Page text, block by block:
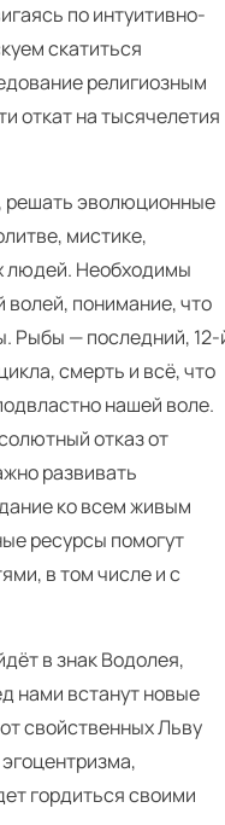
по интуитивно-
скатиться
религиозным
откат на тысячелетия
решать эволюционные
мистике,
людей. Необходимы
понимание, что
Рыбы — последний,
смерть и всё, что
нашей воле.
отказ от
развивать
ко всем живым
ресурсы помогут
в том числе и с
в знак Водолея,
нами встанут новые
свойственных Льву
гордиться своими